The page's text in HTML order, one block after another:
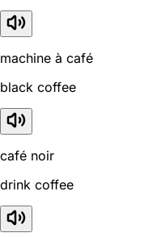
machine à café
black coffee
café noir
drink coffee